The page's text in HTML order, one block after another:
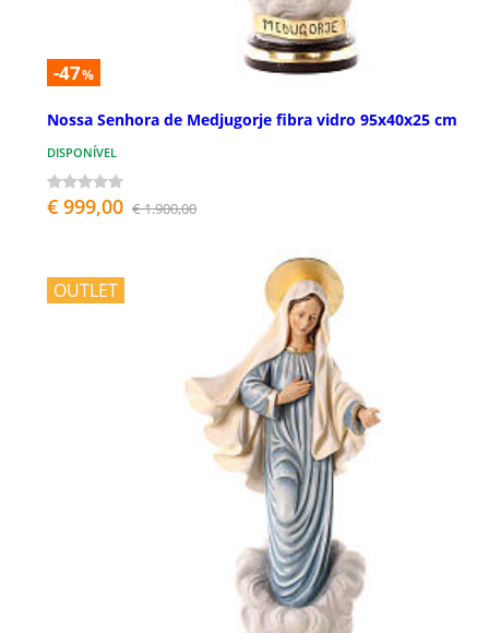
-47%
Nossa Senhora de Medjugorje fibra vidro 95x40x25 cm
DISPONÍVEL
€ 999,00 € 1.900,00
OUTLET